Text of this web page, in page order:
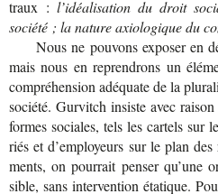
traux : l’idéa­li­sa­tion du droit
société ; la nature axio­lo­gique du
Nous ne pou­vons expo­ser en
mais nous en repren­drons un
com­pré­hen­sion adé­quate de la
société. Gur­vitch insiste avec
formes sociales, tels les car­tels sur
riés et d’em­ployeurs sur le plan
ments, on pour­rait pen­ser qu’une
sible, sans inter­ven­tion éta­tique.